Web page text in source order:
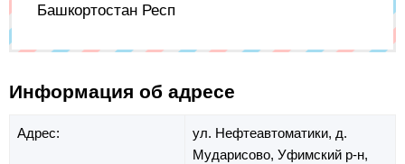
Башкортостан Респ
Информация об адресе
Адрес: ул. Нефтеавтоматики, д.
Мударисово, Уфимский р-н,